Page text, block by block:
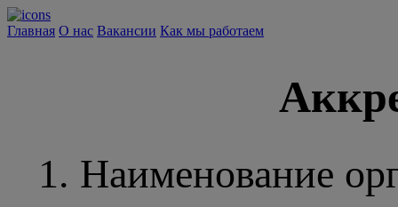
Главная О нас Вакансии Как мы работаем
1. Наименование